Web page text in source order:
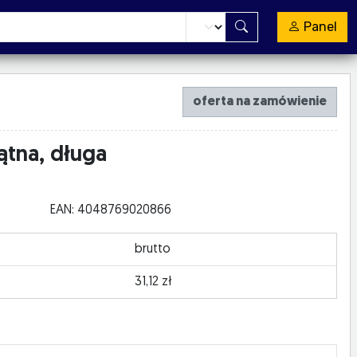
Panel
oferta na zamówienie
długa
EAN: 4048769020866
brutto
31,12 zł